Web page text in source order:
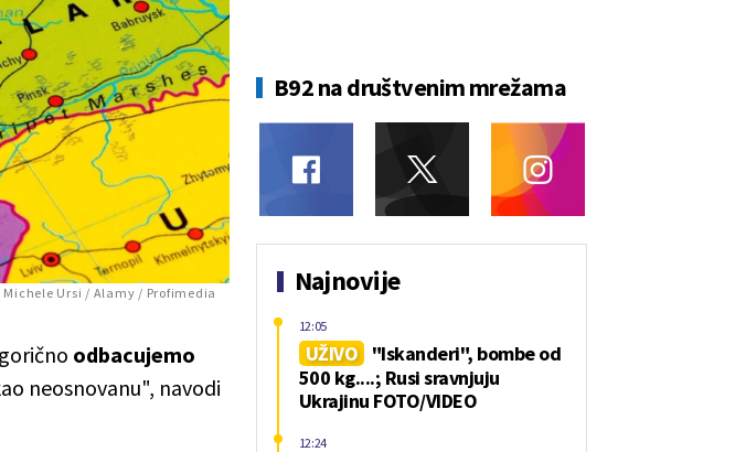
Michele Ursi / Alamy / Profimedia
odbacujemo
neosnovanu", navodi
B92 na društvenim mrežama
Najnovije
UŽIVO
"Iskanderi", bombe od
500 kg....; Rusi sravnjuju
Ukrajinu FOTO/VIDEO
12:05
12:24